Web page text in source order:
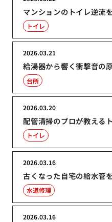
マンションのトイレ逆流
トイレ
給湯器から響く衝撃音の
2026.03.21
台所
配管清掃のプロが教える
2026.03.20
トイレ
古くなった自宅の給水管
2026.03.16
水道修理
2026.03.16